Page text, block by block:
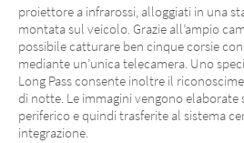
proiettore a infrarossi, alloggiati in una
montata sul veicolo. Grazie all’ampio
possibile catturare ben cinque corsie
mediante un’unica telecamera. Uno
Long Pass consente inoltre il
di notte. Le immagini vengono
periferico e quindi trasferite al sistema
integrazione.